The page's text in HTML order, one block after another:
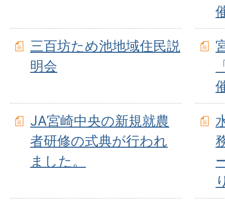
三百坊ため池地域住民説
明会
JA宮崎中央の新規就農
者研修の式典が行われ
ました。